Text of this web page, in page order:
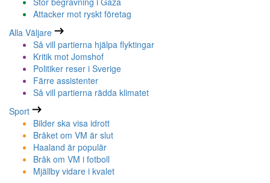
Attacker mot ryskt företag
Alla Väljare
Så vill partierna hjälpa flyktingar
Kritik mot Jomshof
Politiker reser i Sverige
Färre assistenter
Så vill partierna rädda klimatet
Sport
Bilder ska visa idrott
Bråket om VM är slut
Haaland är populär
Bråk om VM i fotboll
Mjällby vidare i kvalet